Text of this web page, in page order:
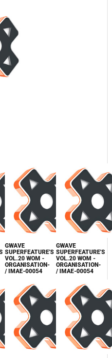
GWAVE
SUPERFEATURE'S
VOL.20 WOM -
ORGANISATION-
/ IMAE-00054
GWAVE
SUPERFEATURE'S
VOL.20 WOM -
ORGANISATION-
/ IMAE-00054